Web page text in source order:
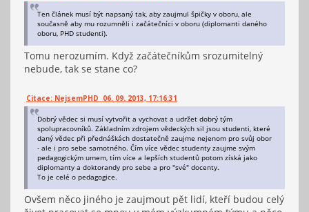
Ten článek musí být napsaný tak, aby zaujmul špičky v oboru, ale
současně aby mu rozumněli i začátečníci v oboru (diplomanti daného
oboru, PHD studenti).
Tomu nerozumím. Když začátečníkům srozumitelný
nebude, tak se stane co?
Citace: NejsemPHD 06. 09. 2013, 17:16:31
Dobrý vědec si musí vytvořit a vychovat a udržet dobrý tým
spolupracovníků. Základním zdrojem vědeckých sil jsou studenti, které
daný vědec při přednáškách dostatečně zaujme nejenom pro svůj obor
- ale i pro sebe samotného. Čím více vědec studenty zaujme svým
pedagogickým umem, tím více a lepších studentů potom získá jako
diplomanty a doktorandy pro sebe a pro "své" docenty.
To je celé o pedagogice.
Ovšem něco jiného je zaujmout pět lidí, kteří budou celý